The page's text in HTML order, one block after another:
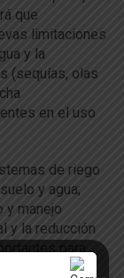
que
limitaciones
y la
(sequías, olas
en el uso
de riego
y agua;
y manejo
y la reducción
para
en una